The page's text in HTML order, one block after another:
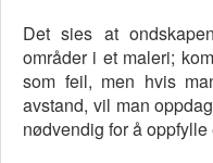
Det sies at
områder i et maleri;
som feil, men hvis
avstand, vil man
nødvendig for å